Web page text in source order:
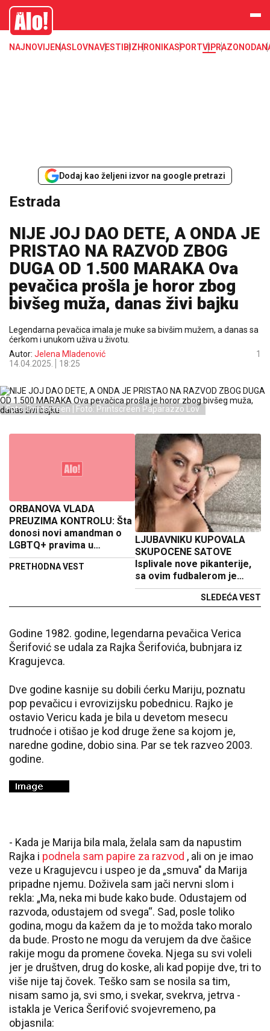
Estrada, poznati, VIP
Alo
NAJNOVIJENASLOVNAVESTI BIZHRONIKASPORTVIPRAZONODA
Dodaj kao željeni izvor na google pretrazi
Estrada
NIJE JOJ DAO DETE, A ONDA JE
PRISTAO NA RAZVOD ZBOG
DUGA OD 1.500 MARAKA Ova
pevačica prošla je horor zbog
bivšeg muža, danas živi bajku
Legendarna pevačica imala je muke sa bivšim mužem, a danas sa
ćerkom i unukom uživa u životu.
Autor: Jelena Mladenović
14.04.2025.
18:25
1
Foto: Printscreen | Foto: Printscreen Paparazzo Lov
ORBANOVA VLADA
PREUZIMA KONTROLU: Šta
donosi novi amandman o
LGBTQ+ pravima u
Mađarskoj?
PRETHODNA VEST
LJUBAVNIKU KUPOVALA
SKUPOCENE SATOVE
Isplivale nove pikanterije,
sa ovim fudbalerom je
Vanda varala supruga
SLEDEĆA VEST
Godine 1982. godine, legendarna pevačica Verica
Šerifović se udala za Rajka Šerifovića, bubnjara iz
Kragujevca.
Dve godine kasnije su dobili ćerku Mariju, poznatu
pop pevačicu i evrovizijsku pobednicu. Rajko je
ostavio Vericu kada je bila u devetom mesecu
trudnoće i otišao je kod druge žene sa kojom je,
naredne godine, dobio sina. Par se tek razveo 2003.
godine.
- Kada je Marija bila mala, želala sam da napustim
Rajka i podnela sam papire za razvod , ali on je imao
veze u Kragujevcu i uspeo je da „smuva" da Marija
pripadne njemu. Doživela sam jači nervni slom i
rekla: „Ma, neka mi bude kako bude. Odustajem od
razvoda, odustajem od svega“. Sad, posle toliko
godina, mogu da kažem da je to možda tako moralo
da bude. Prosto ne mogu da verujem da dve čašice
rakije mogu da promene čoveka. Njega su svi voleli
jer je društven, drug do koske, ali kad popije dve, tri to
više nije taj čovek. Teško sam se nosila sa tim,
nisam samo ja, svi smo, i svekar, svekrva, jetrva -
istakla je Verica Šerifović svojevremeno, pa
objasnila: